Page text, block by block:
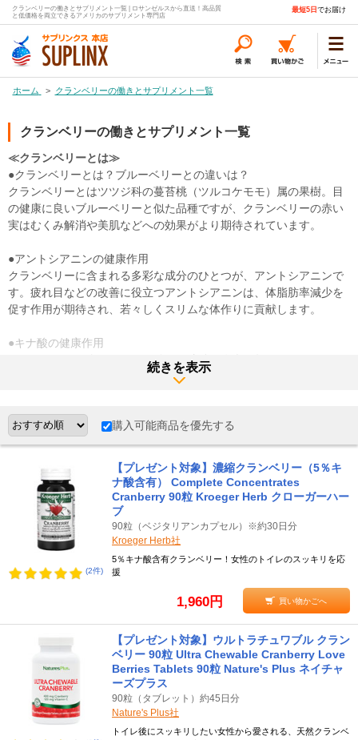
クランベリーの働きとサプリメント一覧 | ロサンゼルスから直送！高品質
と低価格を両立できるアメリカのサプリメント専門店
最短5日 でお届け
ホーム > クランベリーの働きとサプリメント一覧
クランベリーの働きとサプリメント一覧
≪クランベリーとは≫
●クランベリーとは？ブルーベリーとの違いは？
クランベリーとはツツジ科の蔓苔桃（ツルコケモモ）属の果樹。目
の健康に良いブルーベリーと似た品種ですが、クランベリーの赤い
実はむくみ解消や美肌などへの効果がより期待されています。
●アントシアニンの健康作用
クランベリーに含まれる多彩な成分のひとつが、アントシアニンで
す。疲れ目などの改善に役立つアントシアニンは、体脂肪率減少を
促す作用が期待され、若々しくスリムな体作りに貢献します。
●キナ酸の健康作用
クランベリーに含まれるキナ酸は、膀胱の炎症を起こりにくくする
効果が期待されています。かすかな酸味のもととなっているキナ酸
●その他、クランベリーの含有成分
クランベリーにはプロアントシアニジン、カリウムも含まれ、むく
み対策にも役立ちます。特にプロアントシアニジンは、不要な水分
を尿として出す腎臓へ好アプローチ。強力な抗酸化作用により、さ
びつきや炎症から腎臓を守りながらその利尿作用を高め、むくみの
もととなる水分や老廃物を一気に排出してくれます。
またクランベリーは美肌を支えるビタミンCも含有。健康と美しさ
を保ちたいなら、便利なサプリメントなどでクランベリーを摂取し
ましょう。
クランベリー製品には、水と一緒に飲むカプセルタイプや噛んで食
べるチュワブルタイプ、お湯で溶かすティーパックタイプなど多彩
な食べ方（飲み方）のものがあります。
≪クランベリーの摂取方法≫
●摂取量の目安
クランベリーのサプリメントは、タブレットなら1日1～2粒を、チ
ュワブルなら1日4粒程度を数回に分けて摂るのが一般的です（推奨
続きを表示
購入可能商品を優先する
(2件)
【プレゼント対象】濃縮クランベリー（5％キ
ナ酸含有） Complete Concentrates
Cranberry 90粒 Kroeger Herb クローガーハー
ブ
90粒（ベジタリアンカプセル）※約30日分
Kroeger Herb社
5％キナ酸含有クランベリー！女性のトイレのスッキリを応
援
1,960円 買い物かごへ
【プレゼント対象】ウルトラチュワブル クラン
ベリー 90粒 Ultra Chewable Cranberry Love
Berries Tablets 90粒 Nature's Plus ネイチャ
ーズプラス
90粒（タブレット）約45日分
Nature's Plus社
トイレ後にスッキリしたい女性から愛される、天然クランベ